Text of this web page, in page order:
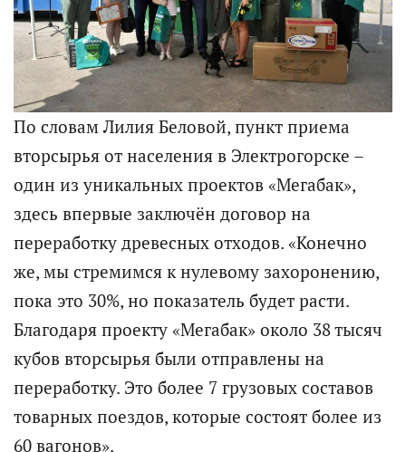
По словам Лилия Беловой, пункт приема
вторсырья от населения в Электрогорске –
один из уникальных проектов «Мегабак»,
здесь впервые заключён договор на
переработку древесных отходов. «Конечно
же, мы стремимся к нулевому захоронению,
пока это 30%, но показатель будет расти.
Благодаря проекту «Мегабак» около 38 тысяч
кубов вторсырья были отправлены на
переработку. Это более 7 грузовых составов
товарных поездов, которые состоят более из
60 вагонов».